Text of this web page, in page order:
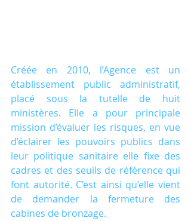
Créée en 2010, l’Agence est un
établissement public administratif,
placé sous la tutelle de huit
ministères. Elle a pour principale
mission d’évaluer les risques, en vue
d’éclairer les pouvoirs publics dans
leur politique sanitaire elle fixe des
cadres et des seuils de référence qui
font autorité. C’est ainsi qu’elle vient
de demander la fermeture des
cabines de bronzage.